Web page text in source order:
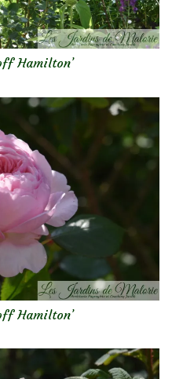
Hamilton’
Hamilton’